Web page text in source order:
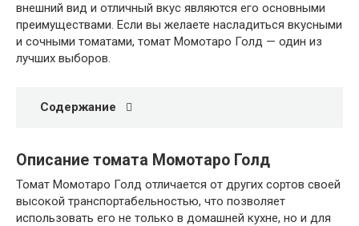
внешний вид и отличный вкус являются его основными
преимуществами. Если вы желаете насладиться вкусными
и сочными томатами, томат Момотаро Голд — один из
лучших выборов.
Содержание
Описание томата Момотаро Голд
Томат Момотаро Голд отличается от других сортов своей
высокой транспортабельностью, что позволяет
использовать его не только в домашней кухне, но и для